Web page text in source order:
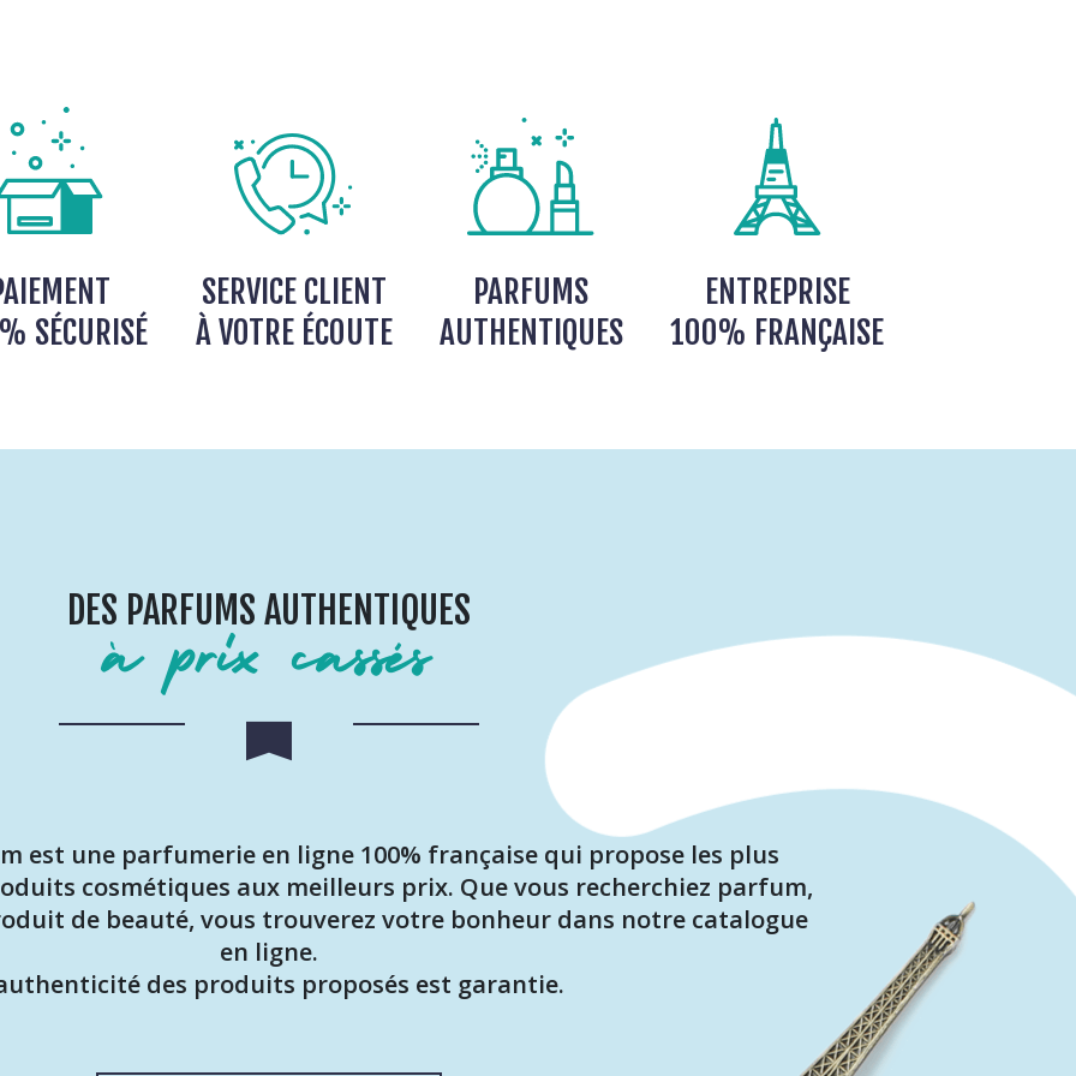
SÉCURISÉ
SERVICE CLIENT
À VOTRE ÉCOUTE
PARFUMS
AUTHENTIQUES
ENTREPRISE
100% FRANÇAISE
DES PARFUMS AUTHENTIQUES
à prix cassés
est une parfumerie en ligne 100% française qui propose les plus
cosmétiques aux meilleurs prix. Que vous recherchiez parfum,
de beauté, vous trouverez votre bonheur dans notre catalogue
en ligne.
des produits proposés est garantie.